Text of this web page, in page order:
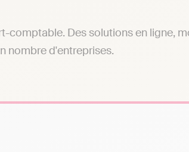
comptable. Des solutions en ligne,
nombre d'entreprises.